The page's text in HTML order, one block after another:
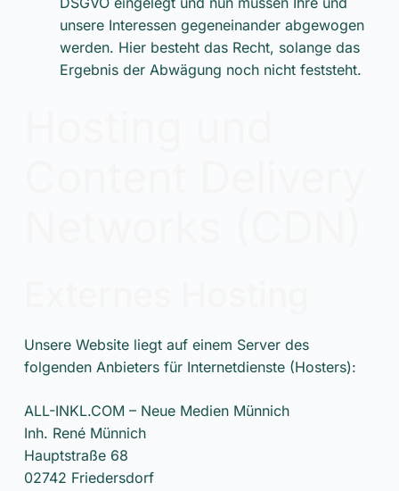
unsere Interessen gegeneinander abgewogen
werden. Hier besteht das Recht, solange das
Ergebnis der Abwägung noch nicht feststeht.
Unsere Website liegt auf einem Server des
folgenden Anbieters für Internetdienste (Hosters):
ALL-INKL.COM – Neue Medien Münnich
Inh. René Münnich
Hauptstraße 68
02742 Friedersdorf